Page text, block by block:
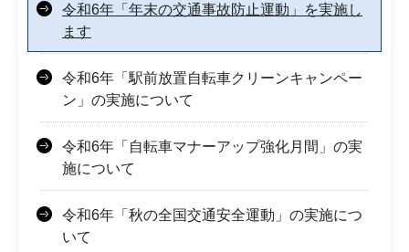
令和6年「年末の交通事故防止運動」を実施し
ます
令和6年「駅前放置自転車クリーンキャンペー
ン」の実施について
令和6年「自転車マナーアップ強化月間」の実
施について
令和6年「秋の全国交通安全運動」の実施につ
いて